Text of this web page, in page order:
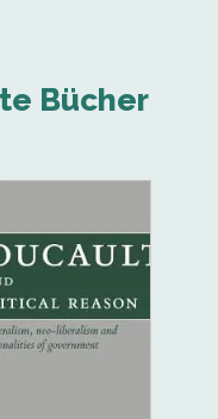
Bücher